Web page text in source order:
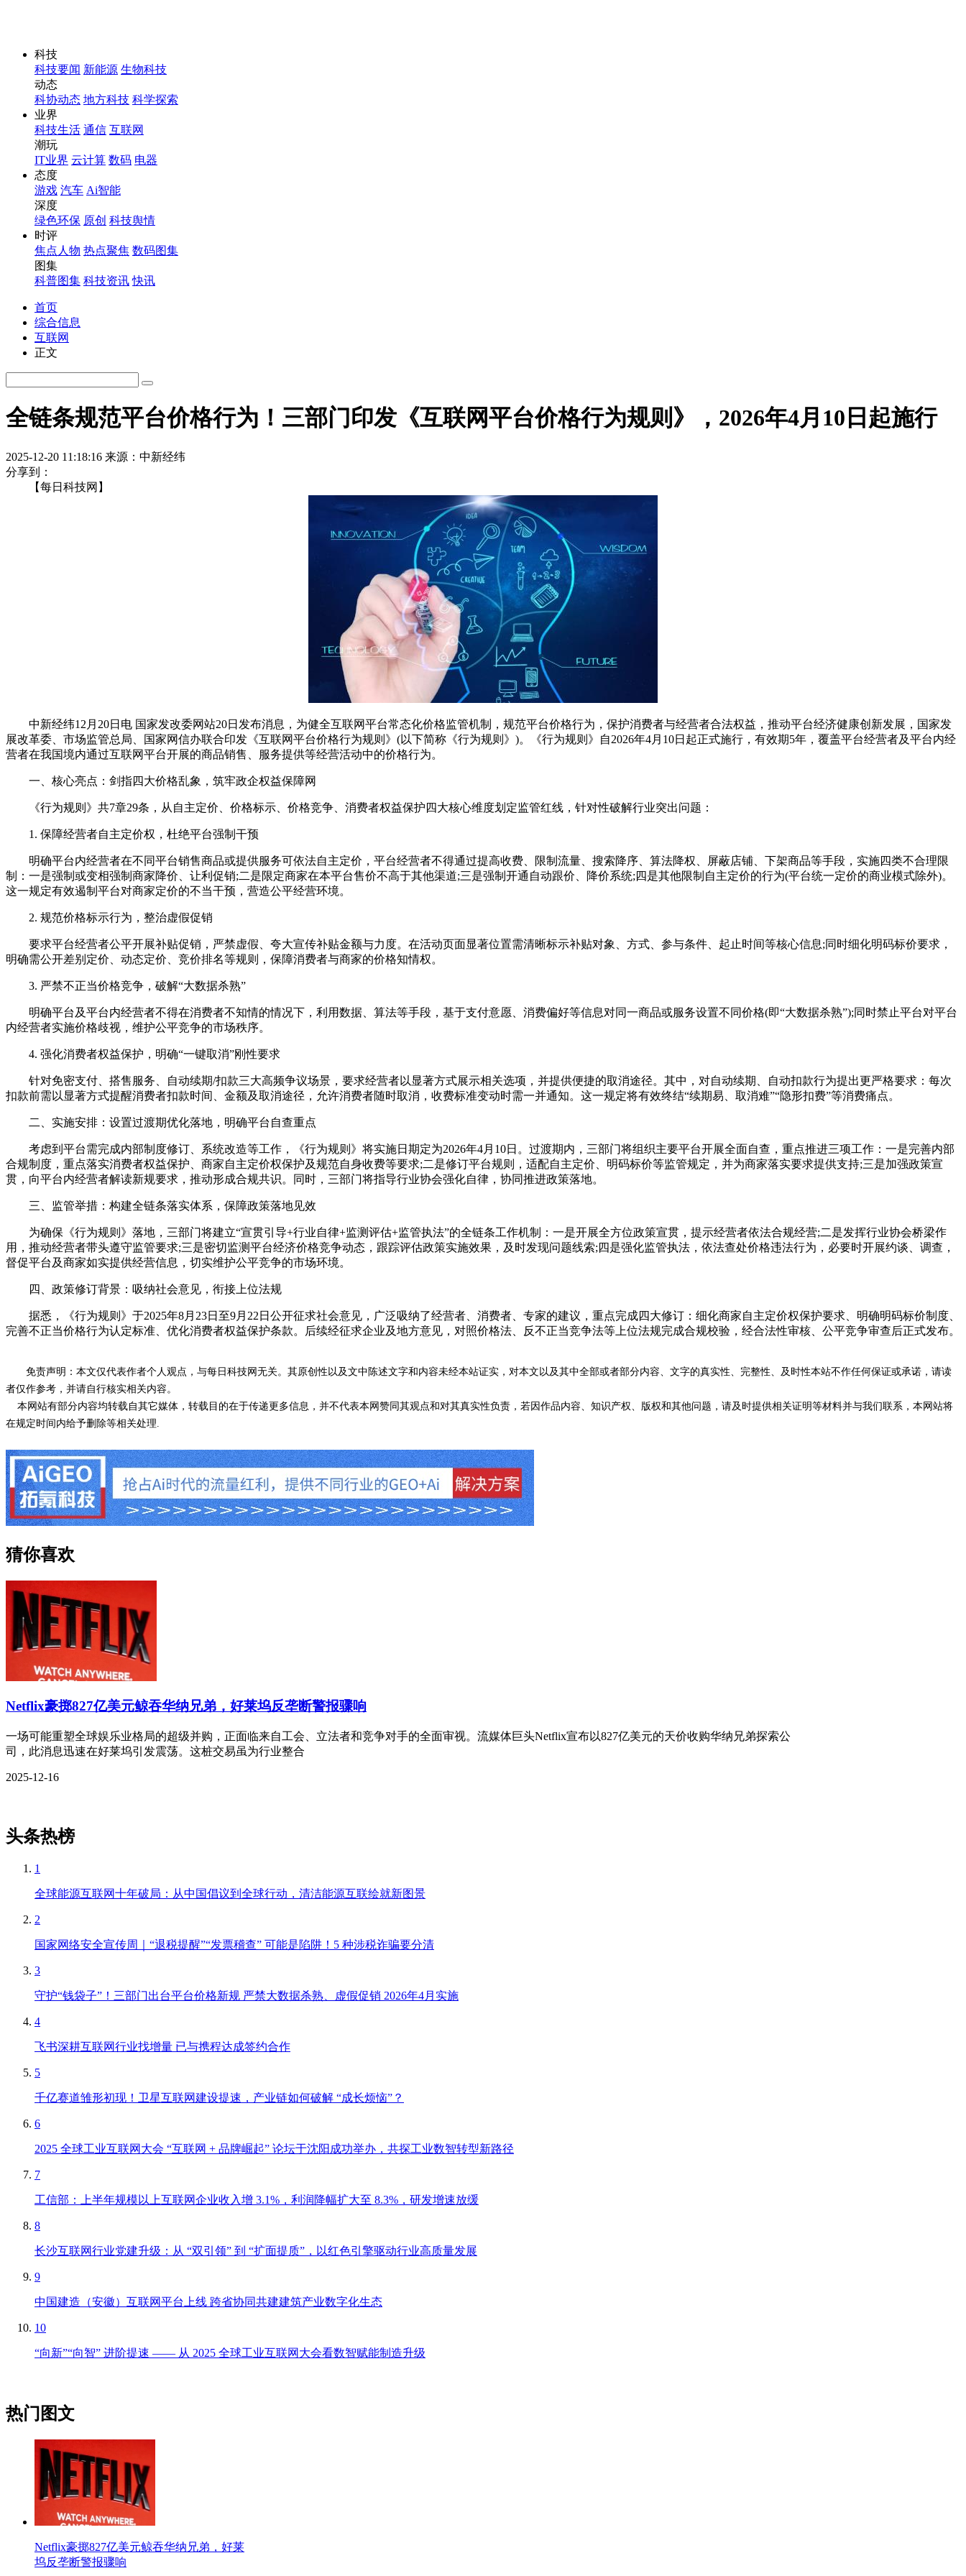
科技
科技要闻 新能源 生物科技
动态
科协动态 地方科技 科学探索
业界
科技生活 通信 互联网
潮玩
IT业界 云计算 数码 电器
态度
游戏 汽车 Ai智能
深度
绿色环保 原创 科技舆情
时评
焦点人物 热点聚焦 数码图集
图集
科普图集 科技资讯 快讯
首页
综合信息
互联网
正文
全链条规范平台价格行为！三部门印发《互联网平台价格行为规则》，2026年4月10日起施行
2025-12-20 11:18:16 来源：中新经纬
分享到：
【每日科技网】
中新经纬12月20日电 国家发改委网站20日发布消息，为健全互联网平台常态化价格监管机制，规范平台价格行为，保护消费者与经营者合法权益，推动平台经济健康创新发展，国家发
展改革委、市场监管总局、国家网信办联合印发《互联网平台价格行为规则》(以下简称《行为规则》)。《行为规则》自2026年4月10日起正式施行，有效期5年，覆盖平台经营者及平台内经
营者在我国境内通过互联网平台开展的商品销售、服务提供等经营活动中的价格行为。
一、核心亮点：剑指四大价格乱象，筑牢政企权益保障网
《行为规则》共7章29条，从自主定价、价格标示、价格竞争、消费者权益保护四大核心维度划定监管红线，针对性破解行业突出问题：
1. 保障经营者自主定价权，杜绝平台强制干预
明确平台内经营者在不同平台销售商品或提供服务可依法自主定价，平台经营者不得通过提高收费、限制流量、搜索降序、算法降权、屏蔽店铺、下架商品等手段，实施四类不合理限
制：一是强制或变相强制商家降价、让利促销;二是限定商家在本平台售价不高于其他渠道;三是强制开通自动跟价、降价系统;四是其他限制自主定价的行为(平台统一定价的商业模式除外)。
这一规定有效遏制平台对商家定价的不当干预，营造公平经营环境。
2. 规范价格标示行为，整治虚假促销
要求平台经营者公平开展补贴促销，严禁虚假、夸大宣传补贴金额与力度。在活动页面显著位置需清晰标示补贴对象、方式、参与条件、起止时间等核心信息;同时细化明码标价要求，
明确需公开差别定价、动态定价、竞价排名等规则，保障消费者与商家的价格知情权。
3. 严禁不正当价格竞争，破解“大数据杀熟”
明确平台及平台内经营者不得在消费者不知情的情况下，利用数据、算法等手段，基于支付意愿、消费偏好等信息对同一商品或服务设置不同价格(即“大数据杀熟”);同时禁止平台对平台
内经营者实施价格歧视，维护公平竞争的市场秩序。
4. 强化消费者权益保护，明确“一键取消”刚性要求
针对免密支付、搭售服务、自动续期/扣款三大高频争议场景，要求经营者以显著方式展示相关选项，并提供便捷的取消途径。其中，对自动续期、自动扣款行为提出更严格要求：每次
扣款前需以显著方式提醒消费者扣款时间、金额及取消途径，允许消费者随时取消，收费标准变动时需一并通知。这一规定将有效终结“续期易、取消难”“隐形扣费”等消费痛点。
二、实施安排：设置过渡期优化落地，明确平台自查重点
考虑到平台需完成内部制度修订、系统改造等工作，《行为规则》将实施日期定为2026年4月10日。过渡期内，三部门将组织主要平台开展全面自查，重点推进三项工作：一是完善内部
合规制度，重点落实消费者权益保护、商家自主定价权保护及规范自身收费等要求;二是修订平台规则，适配自主定价、明码标价等监管规定，并为商家落实要求提供支持;三是加强政策宣
贯，向平台内经营者解读新规要求，推动形成合规共识。同时，三部门将指导行业协会强化自律，协同推进政策落地。
三、监管举措：构建全链条落实体系，保障政策落地见效
为确保《行为规则》落地，三部门将建立“宣贯引导+行业自律+监测评估+监管执法”的全链条工作机制：一是开展全方位政策宣贯，提示经营者依法合规经营;二是发挥行业协会桥梁作
用，推动经营者带头遵守监管要求;三是密切监测平台经济价格竞争动态，跟踪评估政策实施效果，及时发现问题线索;四是强化监管执法，依法查处价格违法行为，必要时开展约谈、调查，
督促平台及商家如实提供经营信息，切实维护公平竞争的市场环境。
四、政策修订背景：吸纳社会意见，衔接上位法规
据悉，《行为规则》于2025年8月23日至9月22日公开征求社会意见，广泛吸纳了经营者、消费者、专家的建议，重点完成四大修订：细化商家自主定价权保护要求、明确明码标价制度、
完善不正当价格行为认定标准、优化消费者权益保护条款。后续经征求企业及地方意见，对照价格法、反不正当竞争法等上位法规完成合规校验，经合法性审核、公平竞争审查后正式发布。
免责声明：本文仅代表作者个人观点，与每日科技网无关。其原创性以及文中陈述文字和内容未经本站证实，对本文以及其中全部或者部分内容、文字的真实性、完整性、及时性本站不作任何保证或承诺，请读
者仅作参考，并请自行核实相关内容。
本网站有部分内容均转载自其它媒体，转载目的在于传递更多信息，并不代表本网赞同其观点和对其真实性负责，若因作品内容、知识产权、版权和其他问题，请及时提供相关证明等材料并与我们联系，本网站将
在规定时间内给予删除等相关处理.
猜你喜欢
Netflix豪掷827亿美元鲸吞华纳兄弟，好莱坞反垄断警报骤响
一场可能重塑全球娱乐业格局的超级并购，正面临来自工会、立法者和竞争对手的全面审视。流媒体巨头Netflix宣布以827亿美元的天价收购华纳兄弟探索公
司，此消息迅速在好莱坞引发震荡。这桩交易虽为行业整合
2025-12-16
头条热榜
1
全球能源互联网十年破局：从中国倡议到全球行动，清洁能源互联绘就新图景
2
国家网络安全宣传周｜“退税提醒”“发票稽查” 可能是陷阱！5 种涉税诈骗要分清
3
守护“钱袋子”！三部门出台平台价格新规 严禁大数据杀熟、虚假促销 2026年4月实施
4
飞书深耕互联网行业找增量 已与携程达成签约合作
5
千亿赛道雏形初现！卫星互联网建设提速，产业链如何破解 “成长烦恼”？
6
2025 全球工业互联网大会 “互联网 + 品牌崛起” 论坛于沈阳成功举办，共探工业数智转型新路径
7
工信部：上半年规模以上互联网企业收入增 3.1%，利润降幅扩大至 8.3%，研发增速放缓
8
长沙互联网行业党建升级：从 “双引领” 到 “扩面提质”，以红色引擎驱动行业高质量发展
9
中国建造（安徽）互联网平台上线 跨省协同共建建筑产业数字化生态
10
“向新”“向智” 进阶提速 —— 从 2025 全球工业互联网大会看数智赋能制造升级
热门图文
Netflix豪掷827亿美元鲸吞华纳兄弟，好莱
坞反垄断警报骤响